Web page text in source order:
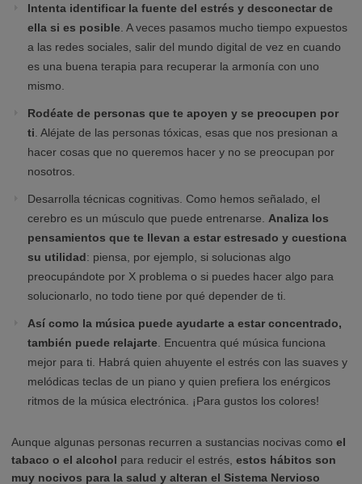
Intenta identificar la fuente del estrés y desconectar de
ella si es posible . A veces pasamos mucho tiempo expuestos
a las redes sociales, salir del mundo digital de vez en cuando
es una buena terapia para recuperar la armonía con uno
mismo.
Rodéate de personas que te apoyen y se preocupen por
ti . Aléjate de las personas tóxicas, esas que nos presionan a
hacer cosas que no queremos hacer y no se preocupan por
nosotros.
Desarrolla técnicas cognitivas. Como hemos señalado, el
cerebro es un músculo que puede entrenarse. Analiza los
pensamientos que te llevan a estar estresado y cuestiona
su utilidad: piensa, por ejemplo, si solucionas algo
preocupándote por X problema o si puedes hacer algo para
solucionarlo, no todo tiene por qué depender de ti.
Así como la música puede ayudarte a estar concentrado,
también puede relajarte . Encuentra qué música funciona
mejor para ti. Habrá quien ahuyente el estrés con las suaves y
melódicas teclas de un piano y quien prefiera los enérgicos
ritmos de la música electrónica. ¡Para gustos los colores!
Aunque algunas personas recurren a sustancias nocivas como el
tabaco o el alcohol para reducir el estrés, estos hábitos son
muy nocivos para la salud y alteran el Sistema Nervioso